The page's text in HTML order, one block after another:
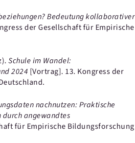
Bedeutung kollaborativer
der Gesellschaft für Empirische
Schule im Wandel:
2024 [Vortrag]. 13. Kongress der
nachnutzen: Praktische
durch angewandtes
für Empirische Bildungsforschung